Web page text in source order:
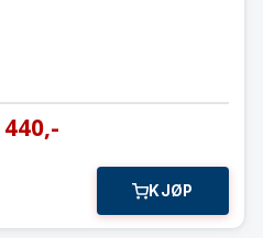
440,-
KJØP